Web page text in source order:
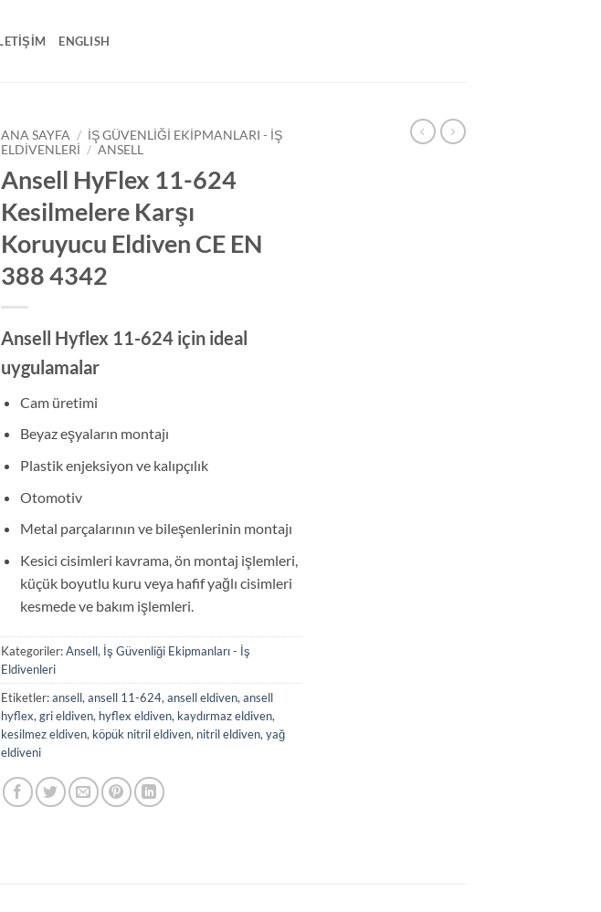
ENGLISH
ANA SAYFA / İŞ GÜVENLIĞI EKIPMANLARI - İŞ
ELDIVENLERI / ANSELL
Ansell HyFlex 11-624
Kesilmelere Karşı
Koruyucu Eldiven CE EN
388 4342
Ansell Hyflex 11-624 için ideal
uygulamalar
Cam üretimi
Beyaz eşyaların montajı
Plastik enjeksiyon ve kalıpçılık
Otomotiv
Metal parçalarının ve bileşenlerinin montajı
Kesici cisimleri kavrama, ön montaj işlemleri,
küçük boyutlu kuru veya hafif yağlı cisimleri
kesmede ve bakım işlemleri.
Kategoriler:Ansell, İş Güvenliği Ekipmanları - İş
Eldivenleri
Etiketler:ansell, ansell 11-624, ansell eldiven, ansell
hyflex, gri eldiven, hyflex eldiven, kaydırmaz eldiven,
kesilmez eldiven, köpük nitril eldiven, nitril eldiven, yağ
eldiveni